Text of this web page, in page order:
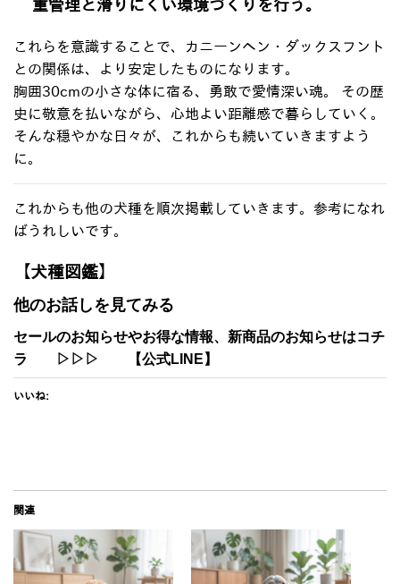
重管理と滑りにくい環境づくりを行う。
これらを意識することで、カニーンヘン・ダックスフント
との関係は、より安定したものになります。
胸囲30cmの小さな体に宿る、勇敢で愛情深い魂。
その歴
史に敬意を払いながら、心地よい距離感で暮らしていく。
そんな穏やかな日々が、これからも続いていきますよう
に。
これからも他の犬種を順次掲載していきます。参考になれ
ばうれしいです。
【犬種図鑑】
他のお話しを見てみる
セールのお知らせやお得な情報、新商品のお知らせはコチ
ラ
▷▷▷ 【公式LINE】
いいね:
関連